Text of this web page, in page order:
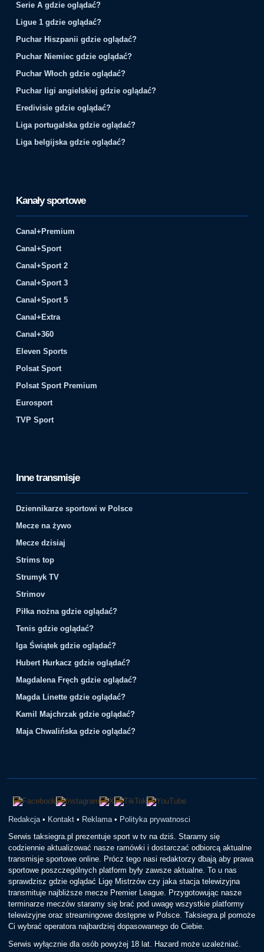
Serie A gdzie oglądać?
Ligue 1 gdzie oglądać?
Puchar Hiszpanii gdzie oglądać?
Puchar Niemiec gdzie oglądać?
Puchar Włoch gdzie oglądać?
Puchar ligi angielskiej gdzie oglądać?
Eredivisie gdzie oglądać?
Liga portugalska gdzie oglądać?
Liga belgijska gdzie oglądać?
Kanały sportowe
Canal+Premium
Canal+Sport
Canal+Sport 2
Canal+Sport 3
Canal+Sport 5
Canal+Extra
Canal+360
Eleven Sports
Polsat Sport
Polsat Sport Premium
Eurosport
TVP Sport
Inne transmisje
Dziennikarze sportowi w Polsce
Mecze na żywo
Mecze dzisiaj
Strims top
Strumyk TV
Strimov
Piłka nożna gdzie oglądać?
Tenis gdzie oglądać?
Iga Świątek gdzie oglądać?
Hubert Hurkacz gdzie oglądać?
Magdalena Fręch gdzie oglądać?
Magda Linette gdzie oglądać?
Kamil Majchrzak gdzie oglądać?
Maja Chwalińska gdzie oglądać?
Redakcja • Kontakt • Reklama • Polityka prywatnosci
Serwis taksiegra.pl prezentuje sport w tv na dziś. Staramy się
codziennie aktualizować nasze ramówki i dostarczać odbiorcą aktualne
transmisje sportowe online. Prócz tego nasi redaktorzy dbają aby prawa
sportowe poszczególnych platform były zawsze aktualne. To u nas
sprawdzisz gdzie oglądać Ligę Mistrzów czy jaka stacja telewizyjna
transmituje najbliższe mecze Premier League. Przygotowując nasze
terminarze meczów staramy się brać pod uwagę wszystkie platformy
telewizyjne oraz streamingowe dostępne w Polsce. Taksiegra.pl pomoże
Ci wybrać operatora najbardziej dopasowanego do Ciebie.
Serwis wyłącznie dla osób powyżej 18 lat. Hazard może uzależniać.